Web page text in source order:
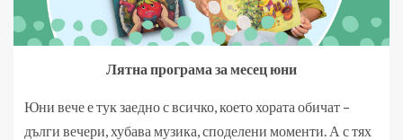
Лятна програма за месец юни
Юни вече е тук заедно с всичко, което хората обичат –
дълги вечери, хубава музика, споделени моменти. А с тях